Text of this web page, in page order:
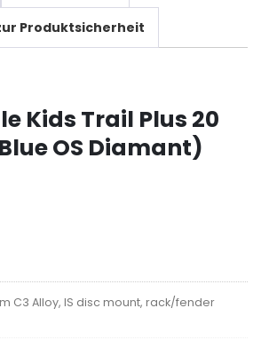
Produktsicherheit
Kids Trail Plus 20
OS Diamant)
C3 Alloy, IS disc mount, rack/fender